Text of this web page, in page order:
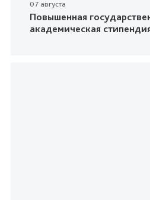
07 августа
Повышенная
академическая